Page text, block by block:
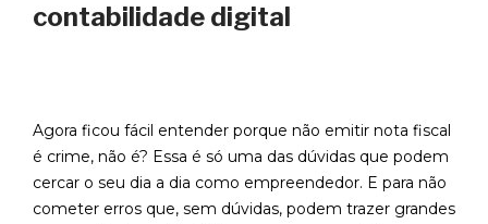
contabilidade digital
Agora ficou fácil entender porque não emitir nota fiscal
é crime, não é? Essa é só uma das dúvidas que podem
cercar o seu dia a dia como empreendedor. E para não
cometer erros que, sem dúvidas, podem trazer grandes